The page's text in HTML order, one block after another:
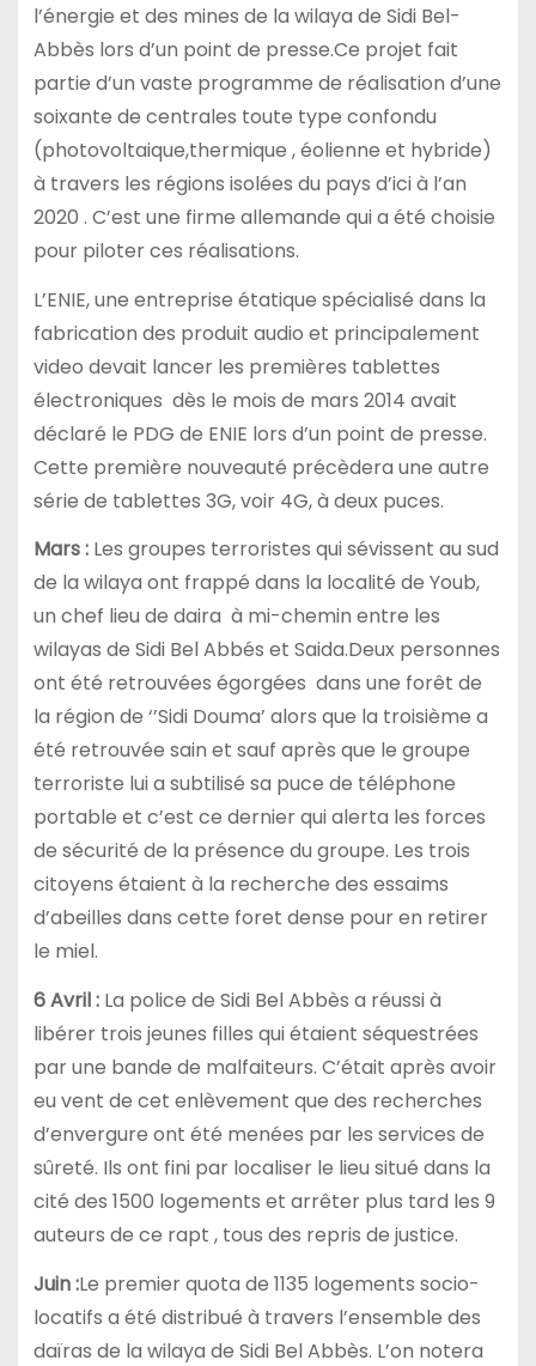
l’énergie et des mines de la wilaya de Sidi Bel-
Abbès lors d’un point de presse.Ce projet fait
partie d’un vaste programme de réalisation d’une
soixante de centrales toute type confondu
(photovoltaique,thermique , éolienne et hybride)
à travers les régions isolées du pays d’ici à l’an
2020 . C’est une firme allemande qui a été choisie
pour piloter ces réalisations.
L’ENIE, une entreprise étatique spécialisé dans la
fabrication des produit audio et principalement
video devait lancer les premières tablettes
électroniques dès le mois de mars 2014 avait
déclaré le PDG de ENIE lors d’un point de presse.
Cette première nouveauté précèdera une autre
série de tablettes 3G, voir 4G, à deux puces.
Mars :Les groupes terroristes qui sévissent au sud
de la wilaya ont frappé dans la localité de Youb,
un chef lieu de daira à mi-chemin entre les
wilayas de Sidi Bel Abbés et Saida.Deux personnes
ont été retrouvées égorgées dans une forêt de
la région de ‘’Sidi Douma’ alors que la troisième a
été retrouvée sain et sauf après que le groupe
terroriste lui a subtilisé sa puce de téléphone
portable et c’est ce dernier qui alerta les forces
de sécurité de la présence du groupe. Les trois
citoyens étaient à la recherche des essaims
d’abeilles dans cette foret dense pour en retirer
le miel.
6 Avril : La police de Sidi Bel Abbès a réussi à
libérer trois jeunes filles qui étaient séquestrées
par une bande de malfaiteurs. C’était après avoir
eu vent de cet enlèvement que des recherches
d’envergure ont été menées par les services de
sûreté. Ils ont fini par localiser le lieu situé dans la
cité des 1500 logements et arrêter plus tard les 9
auteurs de ce rapt , tous des repris de justice.
Juin :Le premier quota de 1135 logements socio-
locatifs a été distribué à travers l’ensemble des
daïras de la wilaya de Sidi Bel Abbès. L’on notera